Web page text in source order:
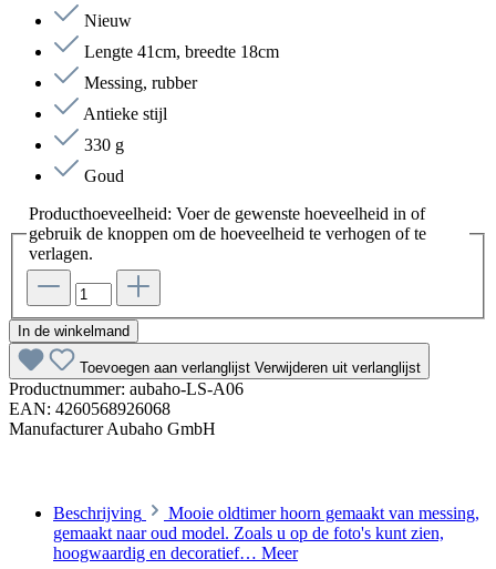
Nieuw
Lengte 41cm, breedte 18cm
Messing, rubber
Antieke stijl
330 g
Goud
Producthoeveelheid: Voer de gewenste hoeveelheid in of
gebruik de knoppen om de hoeveelheid te verhogen of te
verlagen.
In de winkelmand
Toevoegen aan verlanglijst Verwijderen uit verlanglijst
Productnummer: aubaho-LS-A06
EAN: 4260568926068
ManufacturerAubaho GmbH
Beschrijving
Mooie oldtimer hoorn gemaakt van messing,
gemaakt naar oud model. Zoals u op de foto's kunt zien,
hoogwaardig en decoratief… Meer